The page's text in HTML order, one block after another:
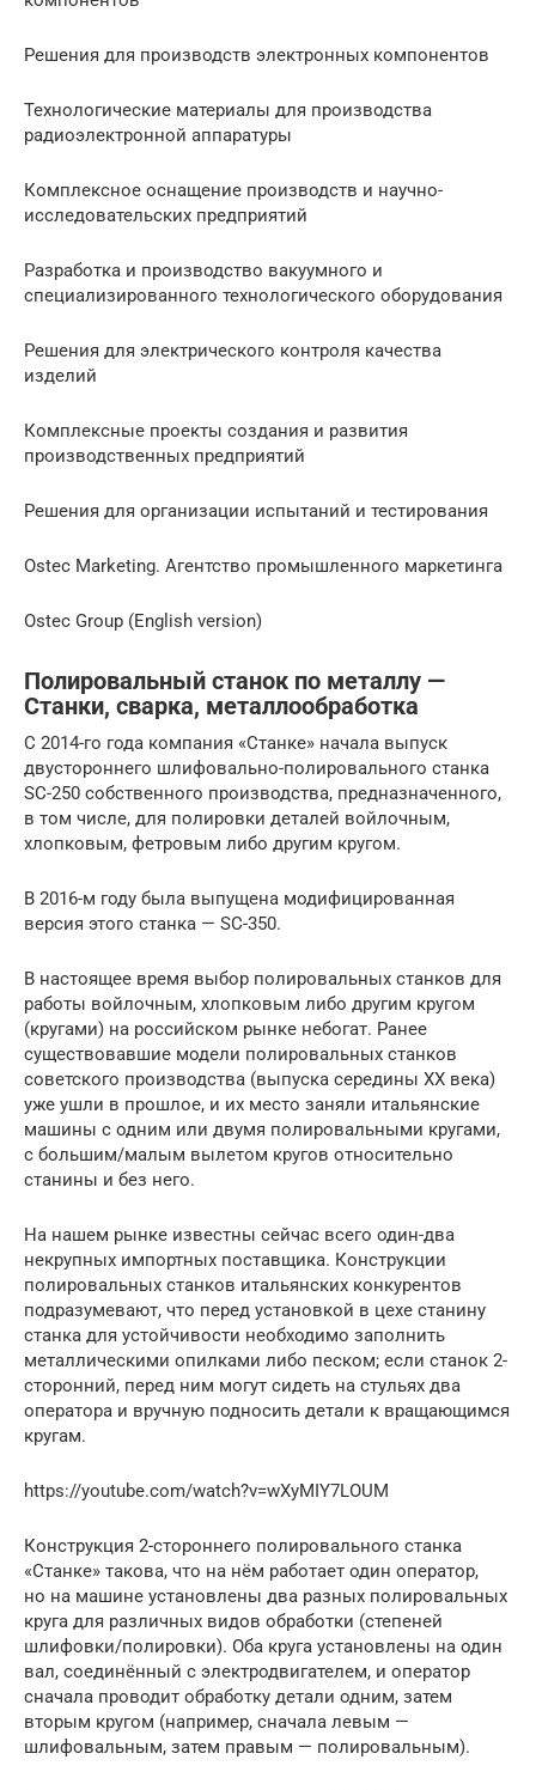
Решения для производств электронных компонентов
Технологические материалы для производства
радиоэлектронной аппаратуры
Комплексное оснащение производств и научно-
исследовательских предприятий
Разработка и производство вакуумного и
специализированного технологического оборудования
Решения для электрического контроля качества
изделий
Комплексные проекты создания и развития
производственных предприятий
Решения для организации испытаний и тестирования
Ostec Marketing. Агентство промышленного маркетинга
Ostec Group (English version)
Полировальный станок по металлу —
Станки, сварка, металлообработка
C 2014-го года компания «Станке» начала выпуск
двустороннего шлифовально-полировального станка
SC-250 собственного производства, предназначенного,
в том числе, для полировки деталей войлочным,
хлопковым, фетровым либо другим кругом.
В 2016-м году была выпущена модифицированная
версия этого станка — SC-350.
В настоящее время выбор полировальных станков для
работы войлочным, хлопковым либо другим кругом
(кругами) на российском рынке небогат. Ранее
существовавшие модели полировальных станков
советского производства (выпуска середины ХХ века)
уже ушли в прошлое, и их место заняли итальянские
машины с одним или двумя полировальными кругами,
с большим/малым вылетом кругов относительно
станины и без него.
На нашем рынке известны сейчас всего один-два
некрупных импортных поставщика. Конструкции
полировальных станков итальянских конкурентов
подразумевают, что перед установкой в цехе станину
станка для устойчивости необходимо заполнить
металлическими опилками либо песком; если станок 2-
сторонний, перед ним могут сидеть на стульях два
оператора и вручную подносить детали к вращающимся
кругам.
https://youtube.com/watch?v=wXyMIY7LOUM
Конструкция 2-стороннего полировального станка
«Станке» такова, что на нём работает один оператор,
но на машине установлены два разных полировальных
круга для различных видов обработки (степеней
шлифовки/полировки). Оба круга установлены на один
вал, соединённый с электродвигателем, и оператор
сначала проводит обработку детали одним, затем
вторым кругом (например, сначала левым —
шлифовальным, затем правым — полировальным).